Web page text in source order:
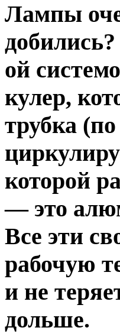
Лампы
ой
кулер,
трубка
которой
— это
Все эти
рабочую
и не
дольше.